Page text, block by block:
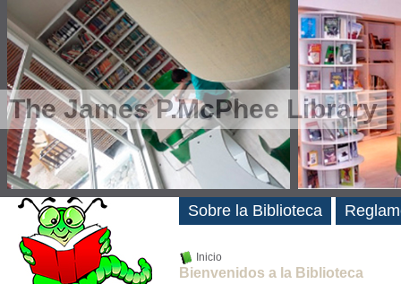
The James P.McPhee Library
Inicio
Bienvenidos a la Biblioteca
Sobre la Biblioteca
Novedades